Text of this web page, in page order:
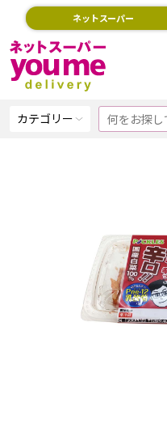
ネットスーパー
カテゴリー